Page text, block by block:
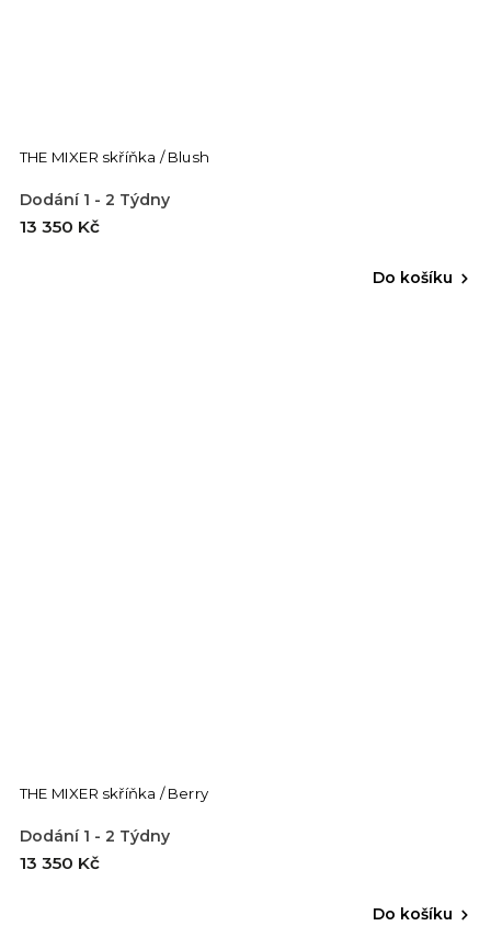
THE MIXER skříňka / Blush
Dodání 1 - 2 Týdny
13 350 Kč
Do košíku
THE MIXER skříňka / Berry
Dodání 1 - 2 Týdny
13 350 Kč
Do košíku